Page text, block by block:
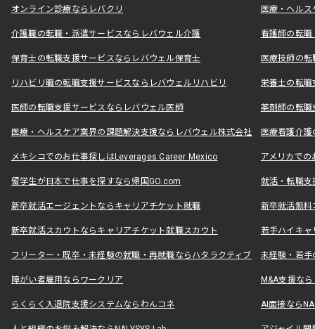
オンライン診療ならレバクリ 医療・ヘル
介護職の転職・派遣サービスならレバウェル介護 看護師の転
保育士の転職支援サービスならレバウェル保育士 医療技師の
リハビリ職の転職支援サービスならレバウェルリハビリ 栄養士の転
医師の転職支援サービスならレバウェル医師 薬剤師の転
医療・ヘルスケア業界の課題解決支援ならレバウェル株式会社 医療看護介
メキシコでのお仕事探しはLeverages Career Mexico アメリカで
留学生が日本で仕事を探すなら帰国GO.com 就活・転職
新卒就活エージェントならキャリアチケット就職 新卒就活無料
新卒就活スカウトならキャリアチケット就職スカウト 若手ハイキ
フリーター・既卒・未経験の就職・再就職ならハタラクティブ 未経験・若手
障がい者雇用ならワークリア M&A支援な
らくらく入退院支援システムならわんコネ AI面接なら